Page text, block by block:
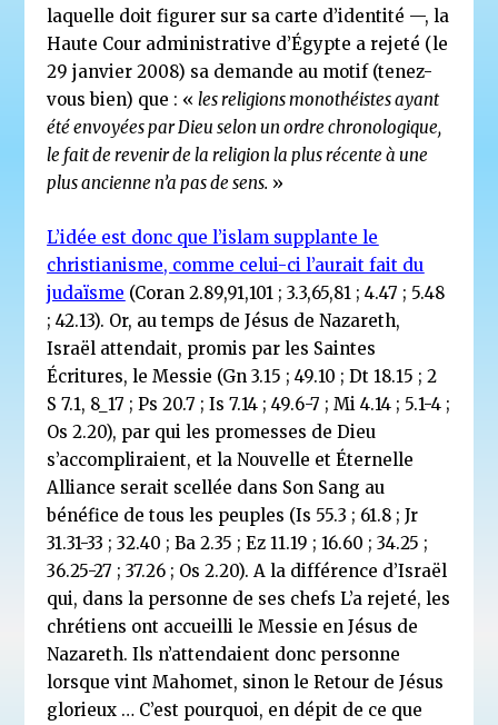
laquelle doit figurer sur sa carte d’identité —, la
Haute Cour administrative d’Égypte a rejeté (le
29 janvier 2008) sa demande au motif (tenez-
vous bien) que : «les religions monothéistes ayant
été envoyées par Dieu selon un ordre chronologique,
le fait de revenir de la religion la plus récente à une
plus ancienne n’a pas de sens. »
L’idée est donc que l’islam supplante le
christianisme, comme celui-ci l’aurait fait du
judaïsme (Coran 2.89,91,101 ; 3.3,65,81 ; 4.47 ; 5.48
; 42.13). Or, au temps de Jésus de Nazareth,
Israël attendait, promis par les Saintes
Écritures, le Messie (Gn 3.15 ; 49.10 ; Dt 18.15 ; 2
S 7.1, 8_17 ; Ps 20.7 ; Is 7.14 ; 49.6-7 ; Mi 4.14 ; 5.1-4 ;
Os 2.20), par qui les promesses de Dieu
s’accompliraient, et la Nouvelle et Éternelle
Alliance serait scellée dans Son Sang au
bénéfice de tous les peuples (Is 55.3 ; 61.8 ; Jr
31.31-33 ; 32.40 ; Ba 2.35 ; Ez 11.19 ; 16.60 ; 34.25 ;
36.25-27 ; 37.26 ; Os 2.20). A la différence d’Israël
qui, dans la personne de ses chefs L’a rejeté, les
chrétiens ont accueilli le Messie en Jésus de
Nazareth. Ils n’attendaient donc personne
lorsque vint Mahomet, sinon le Retour de Jésus
glorieux … C’est pourquoi, en dépit de ce que